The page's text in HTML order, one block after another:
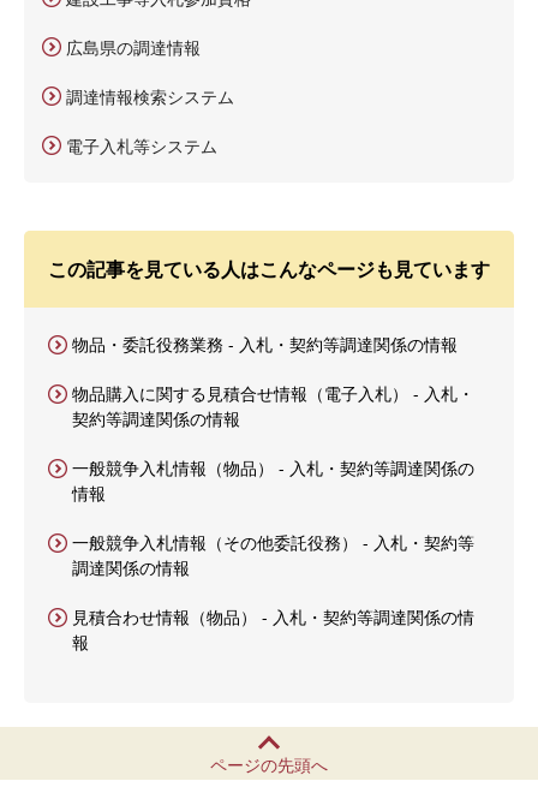
広島県の調達情報
調達情報検索システム
電子入札等システム
この記事を見ている人はこんなページも見ています
物品・委託役務業務 - 入札・契約等調達関係の情報
物品購入に関する見積合せ情報（電子入札） - 入札・
契約等調達関係の情報
一般競争入札情報（物品） - 入札・契約等調達関係の
情報
一般競争入札情報（その他委託役務） - 入札・契約等
調達関係の情報
見積合わせ情報（物品） - 入札・契約等調達関係の情
報
ページの先頭へ